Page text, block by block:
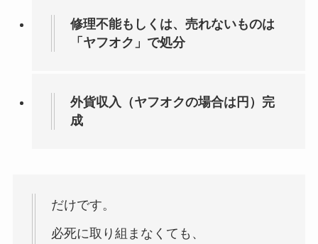
修理不能もしくは、売れないものは
「ヤフオク」で処分
外貨収入（ヤフオクの場合は円）完
成
だけです。
必死に取り組まなくても、